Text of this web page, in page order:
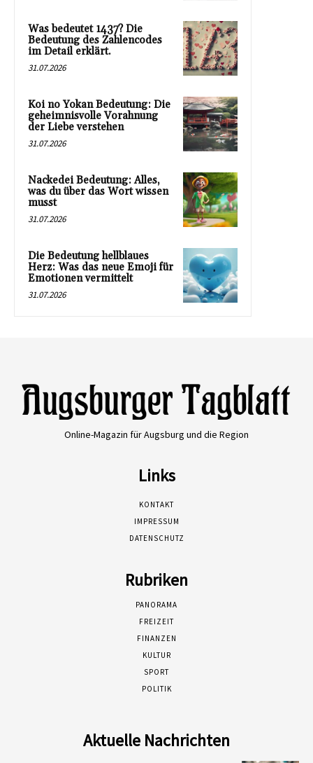
Was bedeutet 1437? Die
Bedeutung des Zahlencodes
im Detail erklärt.
31.07.2026
Koi no Yokan Bedeutung: Die
geheimnisvolle Vorahnung
der Liebe verstehen
31.07.2026
Nackedei Bedeutung: Alles,
was du über das Wort wissen
musst
31.07.2026
Die Bedeutung hellblaues
Herz: Was das neue Emoji für
Emotionen vermittelt
31.07.2026
Online-Magazin für Augsburg und die Region
Links
KONTAKT
IMPRESSUM
DATENSCHUTZ
Rubriken
PANORAMA
FREIZEIT
FINANZEN
KULTUR
SPORT
POLITIK
Aktuelle Nachrichten